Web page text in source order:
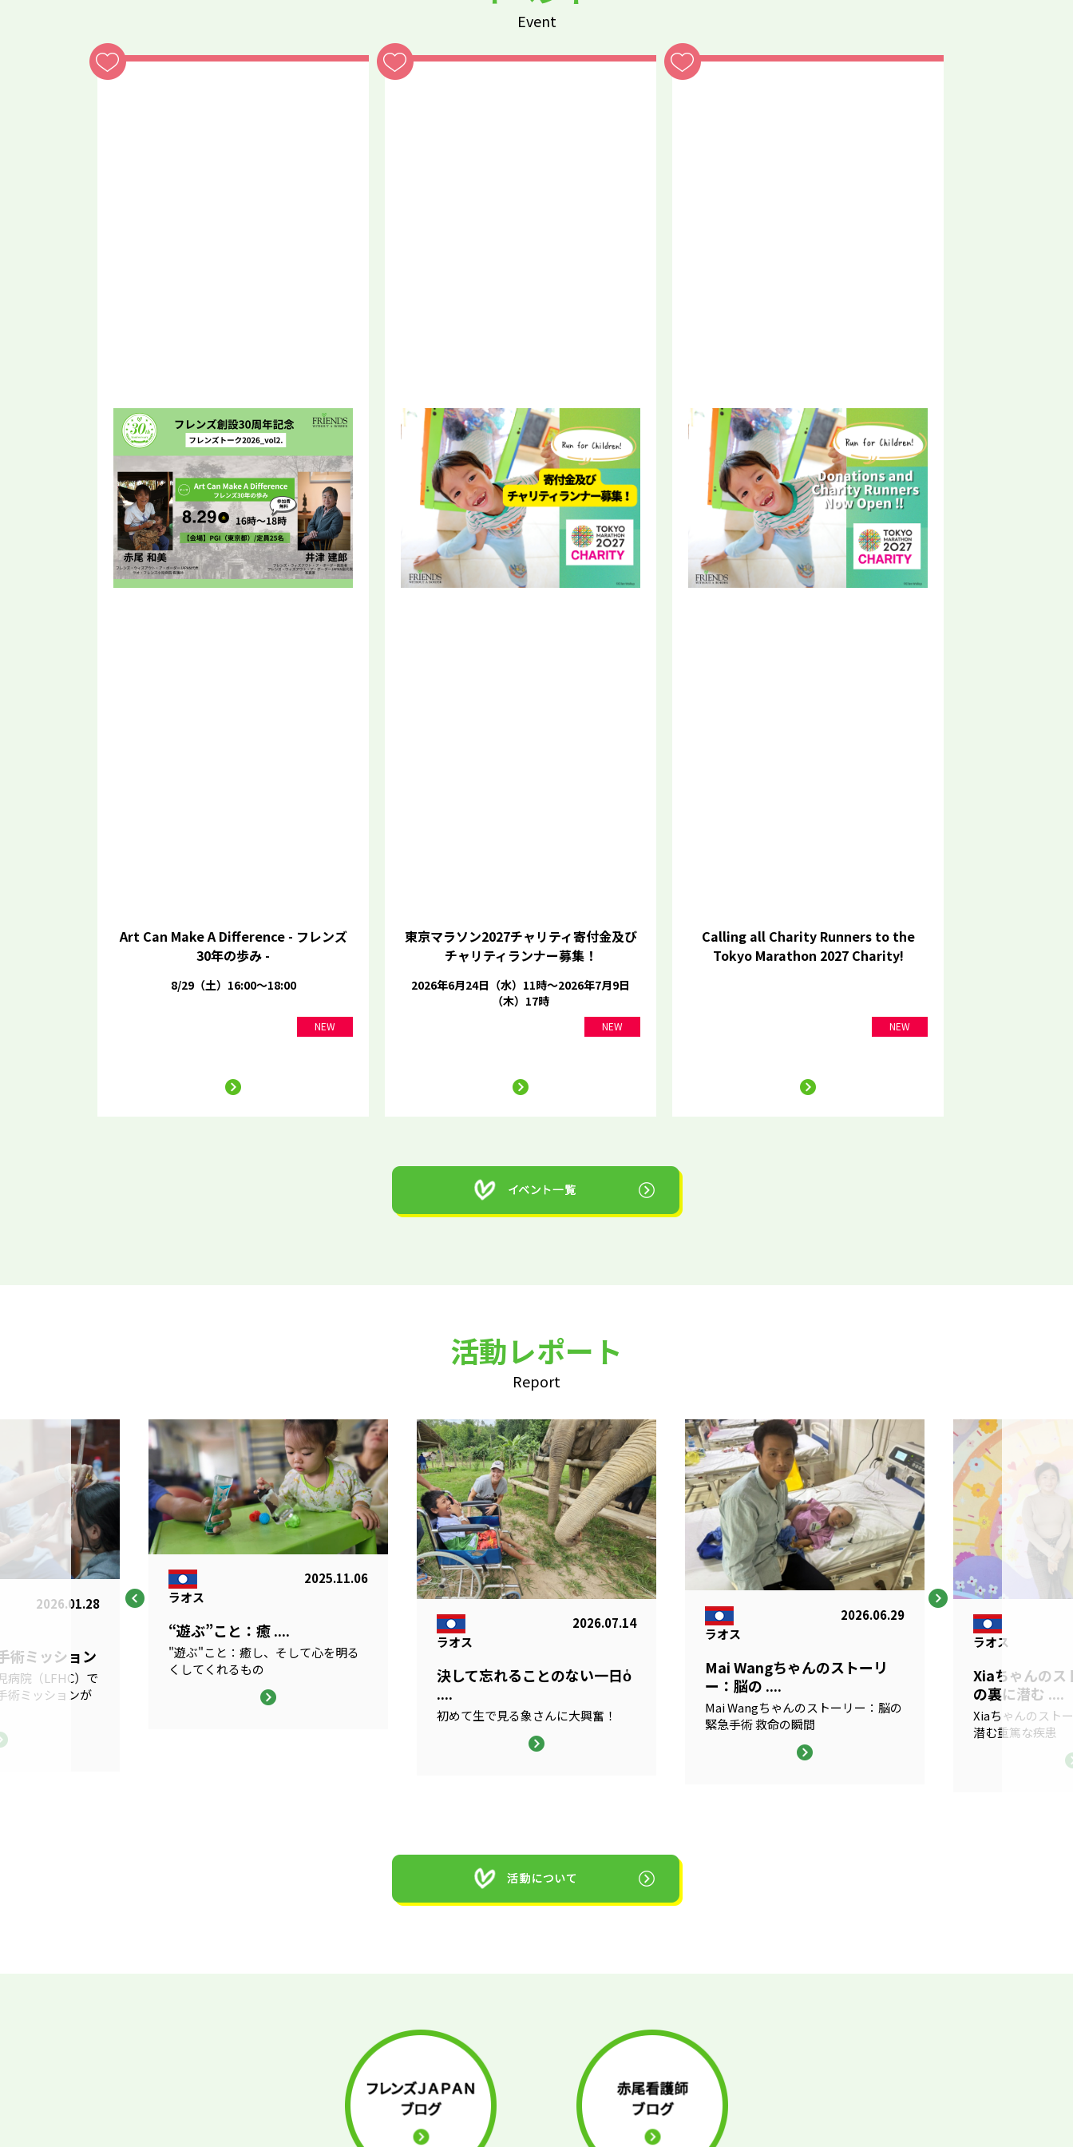
Event
Art Can Make A Difference - フレンズ
30年の歩み -
8/29（土）16:00～18:00
NEW
東京マラソン2027チャリティ寄付金及び
チャリティランナー募集！
2026年6月24日（水）11時～2026年7月9日
（木）17時
NEW
Calling all Charity Runners to the
Tokyo Marathon 2027 Charity!
NEW
活動レポート
Report
2026.01.28
術ミッション
病院（LFHC）で
術ミッションが
ラオス
2025.11.06
“遊ぶ”こと：癒 ....
"遊ぶ"こと：癒し、そして心を明る
くしてくれるもの
ラオス
2026.07.14
決して忘れることのない一日ὁ
....
初めて生で見る象さんに大興奮！
ラオス
2026.06.29
Mai Wangちゃんのストーリ
ー：脳の ....
Mai Wangちゃんのストーリー：脳の
緊急手術 救命の瞬間
ラオス
Xiaちゃんのス
の裏に潜む ....
Xiaちゃんのスト
潜む重篤な疾患